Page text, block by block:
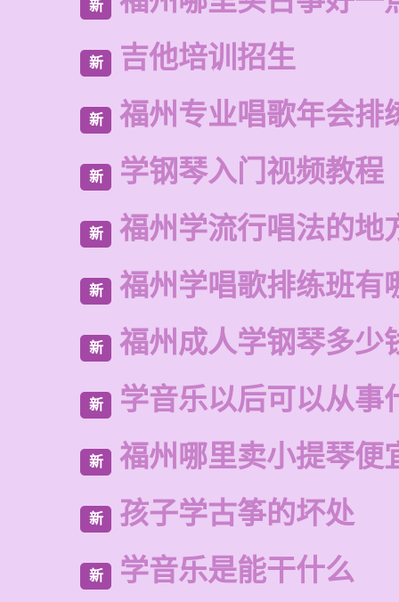
新
新 吉他培训招生
新 福州专业唱歌年会排
新 学钢琴入门视频教程
新 福州学流行唱法的地
新 福州学唱歌排练班有
新 福州成人学钢琴多少
新 学音乐以后可以从事
新 福州哪里卖小提琴便
新 孩子学古筝的坏处
新 学音乐是能干什么